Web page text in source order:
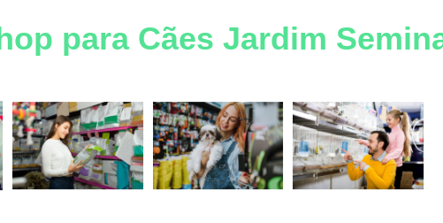
Consulta Veterinária para
Emergência para Cachorro
Emergência para Gatos
Emergência Veterinária Corrente
Emergência Veterinária para
para Cães Jardim